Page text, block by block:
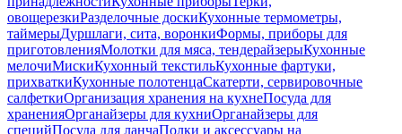
овощерезкиРазделочные доскиКухонные термометры,
таймерыДуршлаги, сита, воронкиФормы, приборы для
приготовленияМолотки для мяса, тендерайзерыКухонные
мелочиМискиКухонный текстильКухонные фартуки,
прихваткиКухонные полотенцаСкатерти, сервировочные
салфеткиОрганизация хранения на кухнеПосуда для
храненияОрганайзеры для кухниОрганайзеры для
специйПосуда для ланчаПолки и аксессуары на